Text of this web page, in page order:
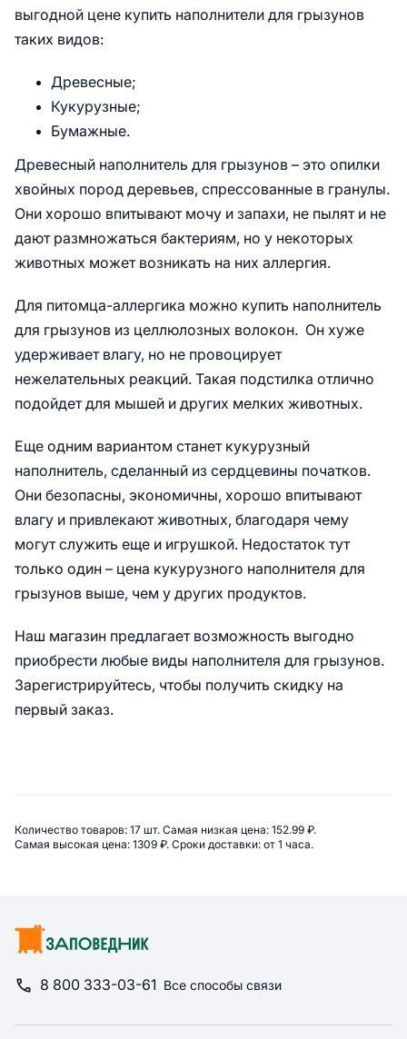
выгодной цене купить наполнители для грызунов
таких видов:
Древесные;
Кукурузные;
Бумажные.
Древесный наполнитель для грызунов – это опилки
хвойных пород деревьев, спрессованные в гранулы.
Они хорошо впитывают мочу и запахи, не пылят и не
дают размножаться бактериям, но у некоторых
животных может возникать на них аллергия.
Для питомца-аллергика можно купить наполнитель
для грызунов из целлюлозных волокон. Он хуже
удерживает влагу, но не провоцирует
нежелательных реакций. Такая подстилка отлично
подойдет для мышей и других мелких животных.
Еще одним вариантом станет кукурузный
наполнитель, сделанный из сердцевины початков.
Они безопасны, экономичны, хорошо впитывают
влагу и привлекают животных, благодаря чему
могут служить еще и игрушкой. Недостаток тут
только один – цена кукурузного наполнителя для
грызунов выше, чем у других продуктов.
Наш магазин предлагает возможность выгодно
приобрести любые виды наполнителя для грызунов.
Зарегистрируйтесь, чтобы получить скидку на
первый заказ.
Сводная информация по
Количество товаров: 17 шт. Самая низкая цена: 152.99 ₽.
Самая высокая цена: 1309 ₽. Сроки доставки: от 1 часа.
8 800 333-03-61 Все способы связи